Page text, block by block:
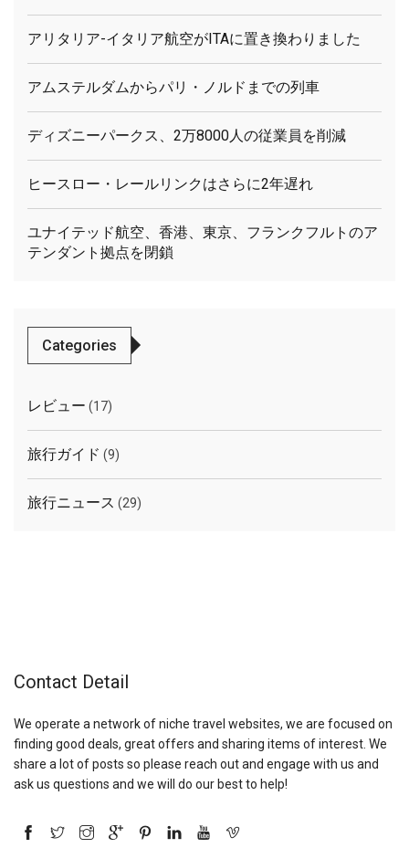
アリタリア-イタリア航空がITAに置き換わりました
アムステルダムからパリ・ノルドまでの列車
ディズニーパークス、2万8000人の従業員を削減
ヒースロー・レールリンクはさらに2年遅れ
ユナイテッド航空、香港、東京、フランクフルトのア
テンダント拠点を閉鎖
Categories
レビュー (17)
旅行ガイド (9)
旅行ニュース (29)
Contact Detail
We operate a network of niche travel websites, we are focused on
finding good deals, great offers and sharing items of interest. We
share a lot of posts so please reach out and engage with us and
ask us questions and we will do our best to help!